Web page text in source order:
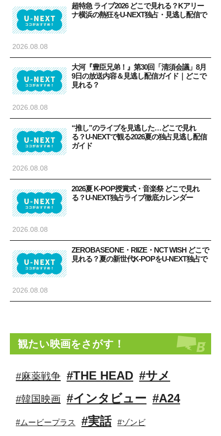
超特急 ライブ2026 どこで見れる？Kアリー
ナ横浜の熱狂をU-NEXT独占・見逃し配信で
2026.08.08
大河『豊臣兄弟！』第30回「清須会議」8月
9日の放送内容＆見逃し配信ガイド｜どこで
見れる？
2026.08.08
“推し”のライブを見逃した…どこで見れ
る？U-NEXTで観る2026夏の独占見逃し配信
ガイド
2026.08.08
2026夏 K-POP授賞式・音楽祭 どこで見れ
る？U-NEXT独占ライブ徹底カレンダー
2026.08.08
ZEROBASEONE・RIIZE・NCT WISH どこで
見れる？夏の新世代K-POPをU-NEXT独占で
2026.08.08
観たい映画をさがす！
#麻薬戦争 #THE HEAD #サメ
#韓国映画 #インタビュー #A24
#ムービープラス #実話 #ゾンビ